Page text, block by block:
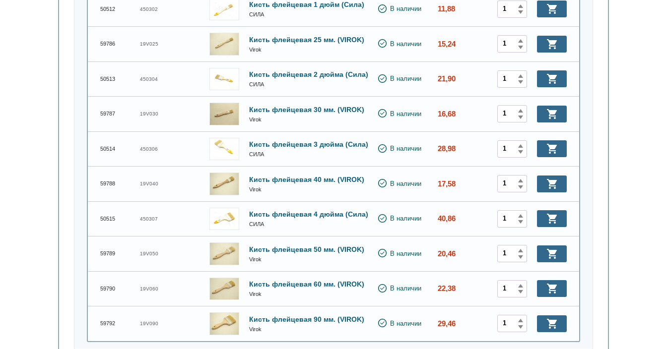
50512 450302
Кисть флейцевая 1 дюйм (Сила)
СИЛА
В наличии 11,88
59786 19V025
Кисть флейцевая 25 мм. (VIROK)
Virok
В наличии 15,24
50513 450304
Кисть флейцевая 2 дюйма (Сила)
СИЛА
В наличии 21,90
59787 19V030
Кисть флейцевая 30 мм. (VIROK)
Virok
В наличии 16,68
50514 450306
Кисть флейцевая 3 дюйма (Сила)
СИЛА
В наличии 28,98
59788 19V040
Кисть флейцевая 40 мм. (VIROK)
Virok
В наличии 17,58
50515 450307
Кисть флейцевая 4 дюйма (Сила)
СИЛА
В наличии 40,86
59789 19V050
Кисть флейцевая 50 мм. (VIROK)
Virok
В наличии 20,46
59790 19V060
Кисть флейцевая 60 мм. (VIROK)
Virok
В наличии 22,38
59792 19V090
Кисть флейцевая 90 мм. (VIROK)
Virok
В наличии 29,46